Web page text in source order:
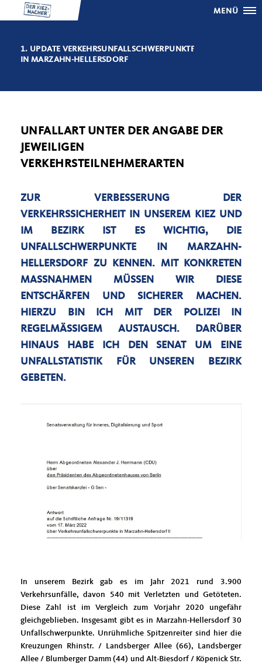
MENÜ
1. UPDATE VERKEHRSUNFALLSCHWERPUNKTE
IN MARZAHN-HELLERSDORF
UNFALLART UNTER DER ANGABE DER
JEWEILIGEN
VERKEHRSTEILNEHMERARTEN
ZUR VERBESSERUNG DER
VERKEHRSSICHERHEIT IN UNSEREM KIEZ UND
IM BEZIRK IST ES WICHTIG, DIE
UNFALLSCHWERPUNKTE IN MARZAHN-
HELLERSDORF ZU KENNEN. MIT KONKRETEN
MASSNAHMEN MÜSSEN WIR DIESE E
NTSCHÄRFEN UND SICHERER MACHEN. H
IERZU BIN ICH MIT DER POLIZEI IN R
EGELMÄSSIGEM AUSTAUSCH. DARÜBER HI
NAUS HABE ICH DEN SENAT UM EINE UN
FALLSTATISTIK FÜR UNSEREN BEZIRK GE
BETEN.
In unserem Bezirk gab es im Jahr 2021 rund 3.900
Verkehrsunfälle, davon 540 mit Verletzten und Getöteten.
Diese Zahl ist im Vergleich zum Vorjahr 2020 ungefähr
gleichgeblieben. Insgesamt gibt es in Marzahn-Hellersdorf 30
Unfallschwerpunkte. Unrühmliche Spitzenreiter sind hier die
Kreuzungen Rhinstr. / Landsberger Allee (66), Landsberger
Allee / Blumberger Damm (44) und Alt-Biesdorf / Köpenick Str.